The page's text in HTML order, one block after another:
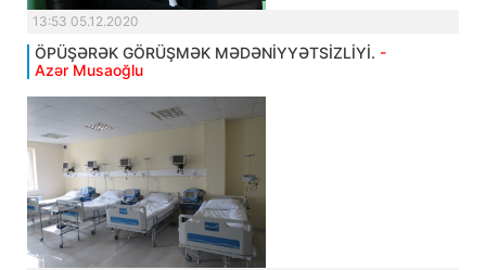
13:53 05.12.2020
ÖPÜŞƏRƏK GÖRÜŞMƏK MƏDƏNİYYƏTSİZLİYİ. -
Azər Musaoğlu